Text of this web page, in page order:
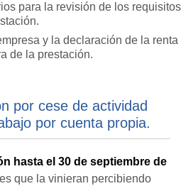
para la revisión de los requisitos
y la declaración de la renta
de la prestación.
por cese de actividad
por cuenta propia.
hasta el 30 de septiembre de
que la vinieran percibiendo